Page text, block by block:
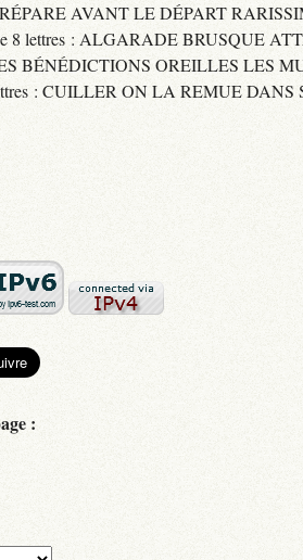
AVANT LE DÉPART
8 lettres : ALGARADE BRUSQUE
BÉNÉDICTIONS OREILLES LES
: CUILLER ON LA REMUE DANS
: